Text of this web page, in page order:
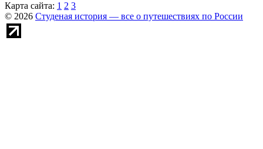
Карта сайта: 1 2 3
© 2026 Студеная история — все о путешествиях по России